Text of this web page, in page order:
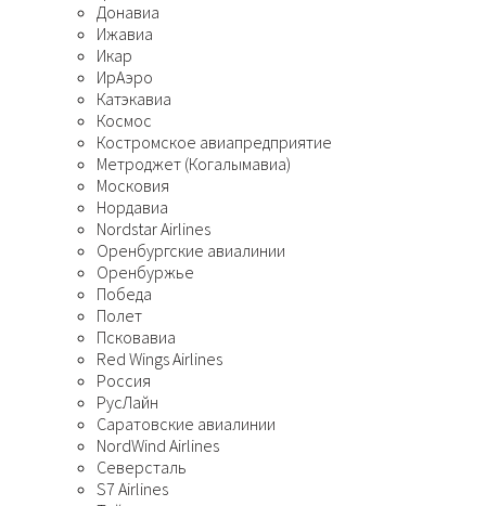
Донавиа
Ижавиа
Икар
ИрАэро
Катэкавиа
Космос
Костромское авиапредприятие
Метроджет (Когалымавиа)
Московия
Нордавиа
Nordstar Airlines
Оренбургские авиалинии
Оренбуржье
Победа
Полет
Псковавиа
Red Wings Airlines
Россия
РусЛайн
Саратовские авиалинии
NordWind Airlines
Северсталь
S7 Airlines